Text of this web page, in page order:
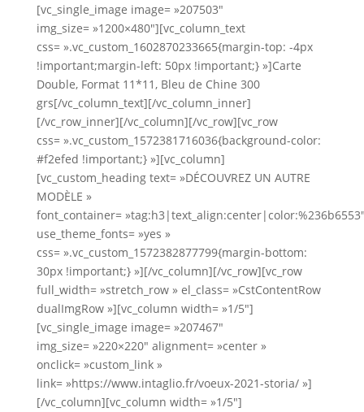
[vc_single_image image= »207503″
img_size= »1200×480″][vc_column_text
css= ».vc_custom_1602870233665{margin-top: -4px
!important;margin-left: 50px !important;} »]Carte
Double, Format 11*11, Bleu de Chine 300
grs[/vc_column_text][/vc_column_inner]
[/vc_row_inner][/vc_column][/vc_row][vc_row
css= ».vc_custom_1572381716036{background-color:
#f2efed !important;} »][vc_column]
[vc_custom_heading text= »DÉCOUVREZ UN AUTRE
MODÈLE »
font_container=
use_theme_fonts= »yes »
css= ».vc_custom_1572382877799{margin-bottom:
30px !important;} »][/vc_column][/vc_row][vc_row
full_width= »stretch_row » el_class= »CstContentRow
dualImgRow »][vc_column width= »1/5″]
[vc_single_image image= »207467″
img_size= »220×220″ alignment= »center »
onclick= »custom_link »
link= »https://www.intaglio.fr/voeux-2021-storia/ »]
[/vc_column][vc_column width= »1/5″]